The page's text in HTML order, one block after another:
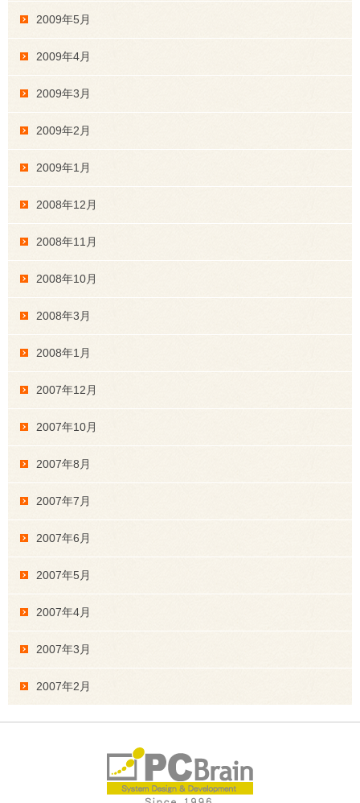
2009年5月
2009年4月
2009年3月
2009年2月
2009年1月
2008年12月
2008年11月
2008年10月
2008年3月
2008年1月
2007年12月
2007年10月
2007年8月
2007年7月
2007年6月
2007年5月
2007年4月
2007年3月
2007年2月